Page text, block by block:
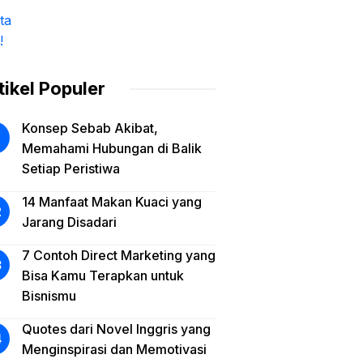
Populer
Konsep Sebab Akibat,
Memahami Hubungan di Balik
Setiap Peristiwa
14 Manfaat Makan Kuaci yang
Jarang Disadari
7 Contoh Direct Marketing yang
Bisa Kamu Terapkan untuk
Bisnismu
Quotes dari Novel Inggris yang
Menginspirasi dan Memotivasi